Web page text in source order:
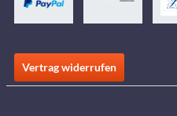
Vertrag widerrufen